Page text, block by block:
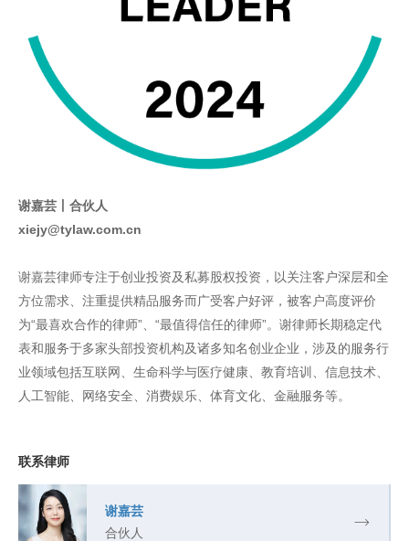
谢嘉芸丨合伙人
xiejy@tylaw.com.cn
谢嘉芸律师专注于创业投资及私募股权投资，以关注客户深层和全
方位需求、注重提供精品服务而广受客户好评，被客户高度评价
为“最喜欢合作的律师”、“最值得信任的律师”。谢律师长期稳定代
表和服务于多家头部投资机构及诸多知名创业企业，涉及的服务行
业领域包括互联网、生命科学与医疗健康、教育培训、信息技术、
人工智能、网络安全、消费娱乐、体育文化、金融服务等。
联系律师
谢嘉芸
合伙人